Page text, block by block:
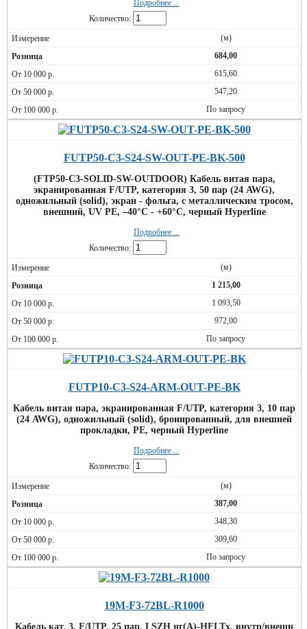
Подробнее ...
Количество:
(м)
684,00
615,60
547,20
По запросу
FUTP50-C3-S24-SW-OUT-PE-BK-500
(FTP50-C3-SOLID-SW-OUTDOOR) Кабель витая пара,
экранированная F/UTP, категория 3, 50 пар (24 AWG),
одножильный (solid), экран - фольга, с металлическим тросом,
внешний, UV PE, –40°C - +60°C, черный Hyperline
Подробнее ...
Количество:
(м)
1 215,00
1 093,50
972,00
По запросу
FUTP10-C3-S24-ARM-OUT-PE-BK
Кабель витая пара, экранированная F/UTP, категория 3, 10 пар
(24 AWG), одножильный (solid), бронированный, для внешней
прокладки, PE, черный Hyperline
Подробнее ...
Количество:
(м)
387,00
348,30
309,60
По запросу
19M-F3-72BL-R1000
Кабель кат. 3, F/UTP, 25 пар, LSZH нг(A)-HFLTx, внутр/внешн